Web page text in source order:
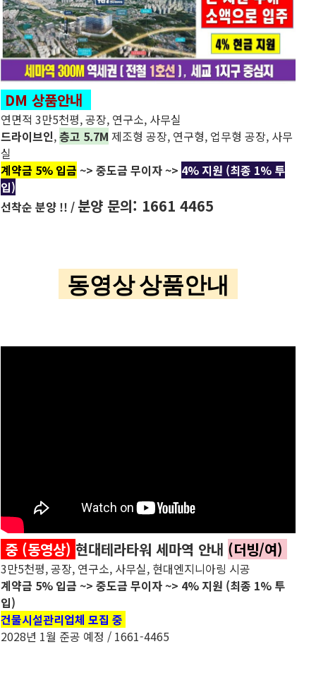
DM 상품안내
연면적 3만5천평, 공장, 연구소, 사무실
드라이브인,층고 5.7M 제조형 공장, 연구형, 업무형 공장, 사무
실
계약금 5% 입금 ~> 중도금 무이자 ~> 4% 지원 (최종 1% 투
입)
선착순 분양 !! /분양 문의: 1661 4465
동영상 상품안내
중 (동영상) 현대테라타워 세마역 안내 (더빙/여)
3만5천평, 공장, 연구소, 사무실, 현대엔지니아링 시공
계약금 5% 입금 ~> 중도금 무이자 ~> 4% 지원 (최종 1% 투
입)
건물시설관리업체 모집 중
2028년 1월 준공 예정 / 1661-4465